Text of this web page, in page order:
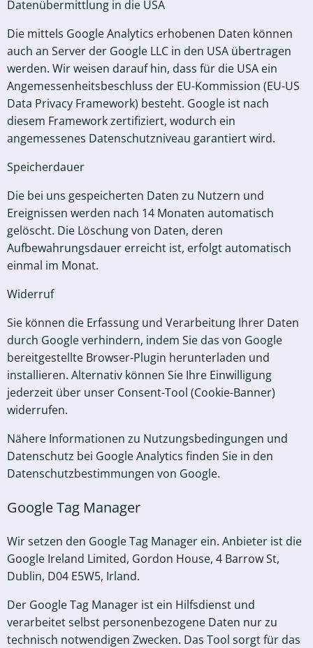
Datenübermittlung in die USA
Die mittels Google Analytics erhobenen Daten können
auch an Server der Google LLC in den USA übertragen
werden. Wir weisen darauf hin, dass für die USA ein
Angemessenheitsbeschluss der EU-Kommission (EU-US
Data Privacy Framework) besteht. Google ist nach
diesem Framework zertifiziert, wodurch ein
angemessenes Datenschutzniveau garantiert wird.
Speicherdauer
Die bei uns gespeicherten Daten zu Nutzern und
Ereignissen werden nach 14 Monaten automatisch
gelöscht. Die Löschung von Daten, deren
Aufbewahrungsdauer erreicht ist, erfolgt automatisch
einmal im Monat.
Widerruf
Sie können die Erfassung und Verarbeitung Ihrer Daten
durch Google verhindern, indem Sie das von Google
bereitgestellte Browser-Plugin herunterladen und
installieren. Alternativ können Sie Ihre Einwilligung
jederzeit über unser Consent-Tool (Cookie-Banner)
widerrufen.
Nähere Informationen zu Nutzungsbedingungen und
Datenschutz bei Google Analytics finden Sie in den
Datenschutzbestimmungen von Google.
Google Tag Manager
Wir setzen den Google Tag Manager ein. Anbieter ist die
Google Ireland Limited, Gordon House, 4 Barrow St,
Dublin, D04 E5W5, Irland.
Der Google Tag Manager ist ein Hilfsdienst und
verarbeitet selbst personenbezogene Daten nur zu
technisch notwendigen Zwecken. Das Tool sorgt für das